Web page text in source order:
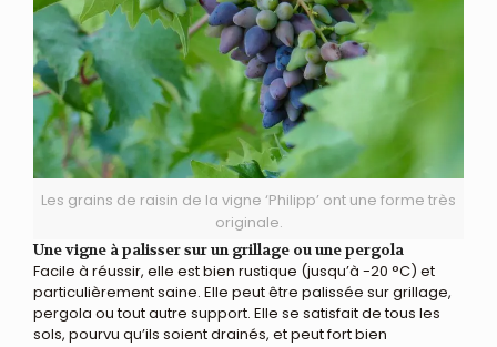
Les grains de raisin de la vigne ‘Philipp’ ont une forme très
originale.
Une vigne à palisser sur un grillage ou une pergola
Facile à réussir, elle est bien rustique (jusqu’à -20 °C) et
particulièrement saine. Elle peut être palissée sur grillage,
pergola ou tout autre support. Elle se satisfait de tous les
sols, pourvu qu’ils soient drainés, et peut fort bien